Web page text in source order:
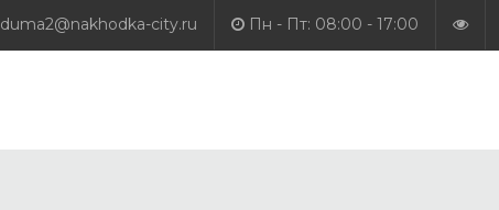
duma2@nakhodka-city.ru Пн - Пт: 08:00 - 17:00